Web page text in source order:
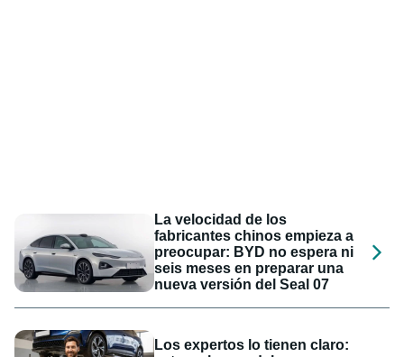
La velocidad de los
fabricantes chinos empieza a
preocupar: BYD no espera ni
seis meses en preparar una
nueva versión del Seal 07
Los expertos lo tienen claro: